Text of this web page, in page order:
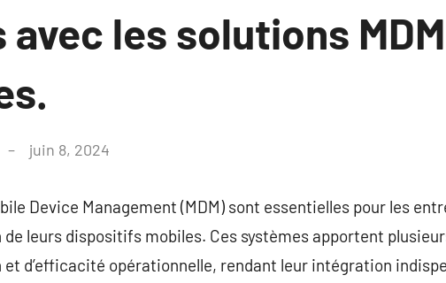
les solutions MDM
juin 8, 2024
Device Management (MDM) sont essentielles pour les
leurs dispositifs mobiles. Ces systèmes apportent
d’efficacité opérationnelle, rendant leur intégration